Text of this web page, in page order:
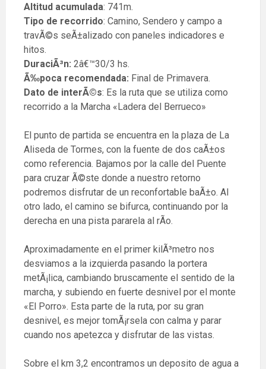
Altitud acumulada: 741m.
Tipo de recorrido: Camino, Sendero y campo a
travÃ©s seÃ±alizado con paneles indicadores e
hitos.
DuraciÃ³n: 2â€™30/3 hs.
Ã‰poca recomendada: Final de Primavera.
Dato de interÃ©s: Es la ruta que se utiliza como
recorrido a la Marcha «Ladera del Berrueco»
El punto de partida se encuentra en la plaza de La
Aliseda de Tormes, con la fuente de dos caÃ±os
como referencia. Bajamos por la calle del Puente
para cruzar Ã©ste donde a nuestro retorno
podremos disfrutar de un reconfortable baÃ±o. Al
otro lado, el camino se bifurca, continuando por la
derecha en una pista pararela al rÃ­o.
Aproximadamente en el primer kilÃ³metro nos
desviamos a la izquierda pasando la portera
metÃ¡lica, cambiando bruscamente el sentido de la
marcha, y subiendo en fuerte desnivel por el monte
«El Porro». Esta parte de la ruta, por su gran
desnivel, es mejor tomÃ¡rsela con calma y parar
cuando nos apetezca y disfrutar de las vistas.
Sobre el km 3,2 encontramos un deposito de agua a